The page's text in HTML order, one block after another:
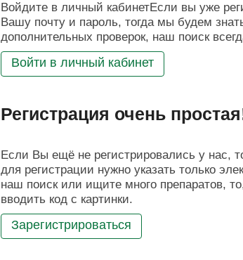
Войдите в личный кабинетЕсли вы уже
Вашу почту и пароль, тогда мы будем
дополнительных проверок, наш поиск
Войти в личный кабинет
Регистрация очень
Если Вы ещё не регистрировались у нас,
для регистрации нужно указать только
наш поиск или ищите много препаратов,
вводить код с картинки.
Зарегистрироваться